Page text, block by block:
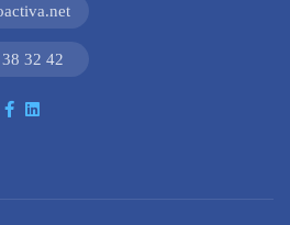
32 42